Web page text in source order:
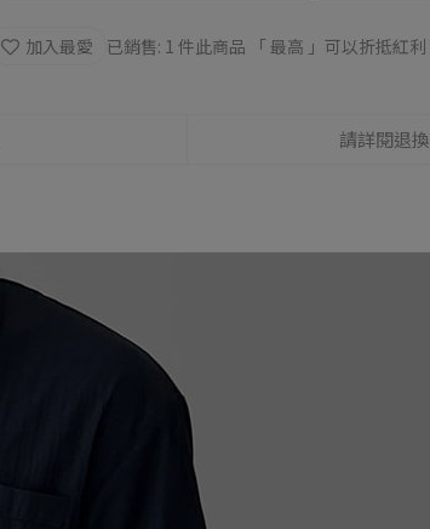
加入最愛 已銷售: 1 件此商品 「 最高 」可以折抵紅利
請詳閱退